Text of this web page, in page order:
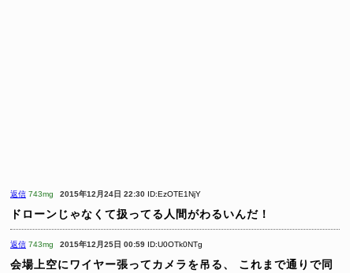
返信 743mg 2015年12月24日 22:30 ID:EzOTE1NjY
ドローンじゃなくて扱ってる人間がわるいんだ！
返信 743mg 2015年12月25日 00:59 ID:U0OTk0NTg
会場上空にワイヤー張ってカメラを吊る、 これまで通りで同